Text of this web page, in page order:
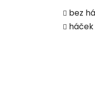
bez
háček